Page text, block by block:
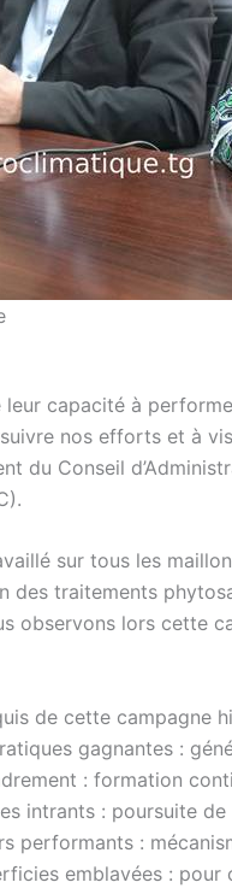
capacité à
nos efforts et à
du Conseil
sur tous les
des traitements
observons lors cette
de cette campagne
gagnantes :
: formation
intrants : poursuite
performants :
emblavées :